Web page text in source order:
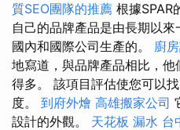
質SEO團隊的推薦 根據SPAR
自己的品牌產品是由長期以
國內和國際公司生產的。 廚
地寫道，與品牌產品相比，
得多。 該項目評估使您可以
度。 到府外燴 高雄搬家公司
設計的外觀。 天花板 漏水 台